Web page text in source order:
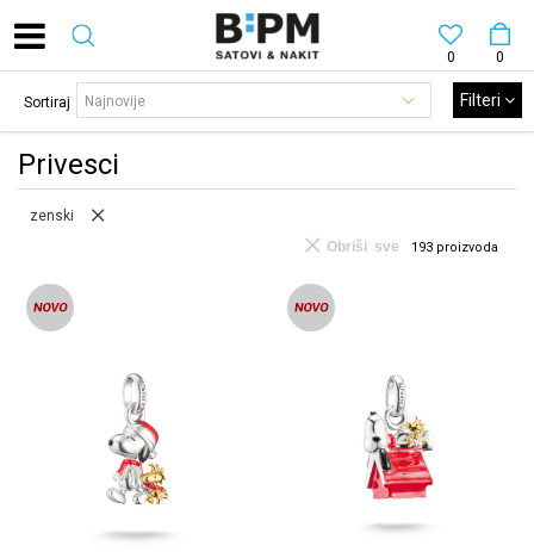
0
0
Privesci
Sortiraj Filteri
zenski
193 proizvoda
Obriši sve